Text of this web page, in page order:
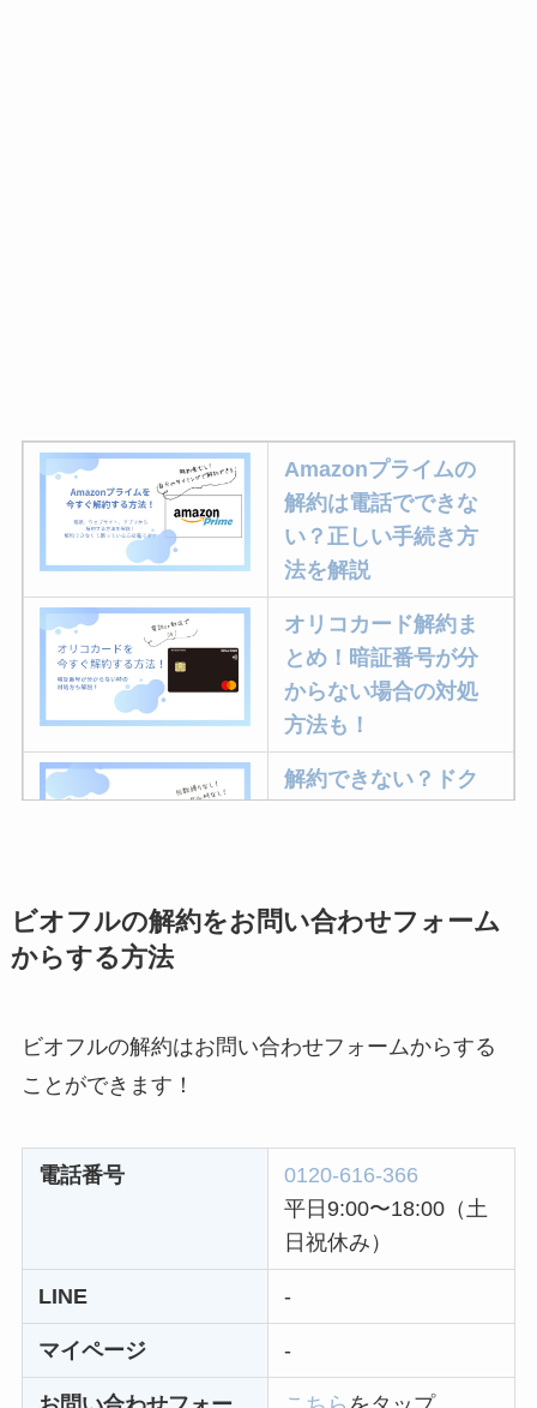
Amazonプライムの
解約は電話でできな
い？正しい手続き方
法を解説
オリコカード解約ま
とめ！暗証番号が分
からない場合の対処
方法も！
解約できない？ドク
ミュゼプラチナムの
ベストタイミングを
詳しく解説！
ユンス美容液の解約
まとめ！電話が繋が
らない時の裏ワザ
ビオフルの解約をお問い合わせフォーム
からする方法
ビオフルの解約はお問い合わせフォームからする
ことができます！
電話番号
0120-616-366
平日9:00〜18:00（土
日祝休み）
LINE -
マイページ -